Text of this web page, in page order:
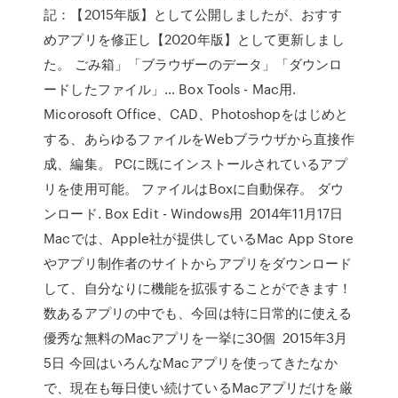
記：【2015年版】として公開しましたが、おすす
めアプリを修正し【2020年版】として更新しまし
た。 ごみ箱」「ブラウザーのデータ」「ダウンロ
ードしたファイル」… Box Tools - Mac用.
Micorosoft Office、CAD、Photoshopをはじめと
する、あらゆるファイルをWebブラウザから直接作
成、編集。 PCに既にインストールされているアプ
リを使用可能。 ファイルはBoxに自動保存。 ダウ
ンロード. Box Edit - Windows用 2014年11月17日
Macでは、Apple社が提供しているMac App Store
やアプリ制作者のサイトからアプリをダウンロード
して、自分なりに機能を拡張することができます！
数あるアプリの中でも、今回は特に日常的に使える
優秀な無料のMacアプリを一挙に30個 2015年3月
5日 今回はいろんなMacアプリを使ってきたなか
で、現在も毎日使い続けているMacアプリだけを厳